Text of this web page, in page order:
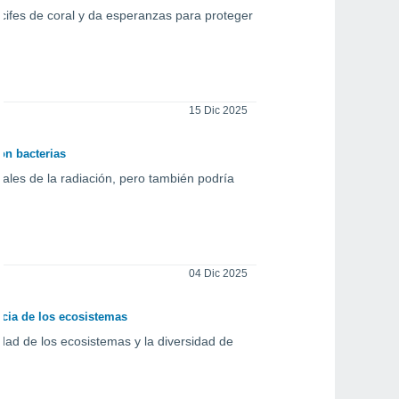
de coral y da esperanzas para proteger
15 Dic 2025
bacterias
de la radiación, pero también podría
04 Dic 2025
de los ecosistemas
de los ecosistemas y la diversidad de